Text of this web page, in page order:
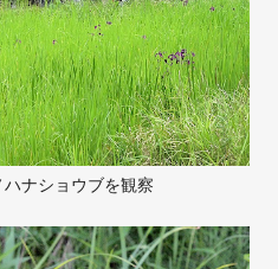
ハナショウブを観察